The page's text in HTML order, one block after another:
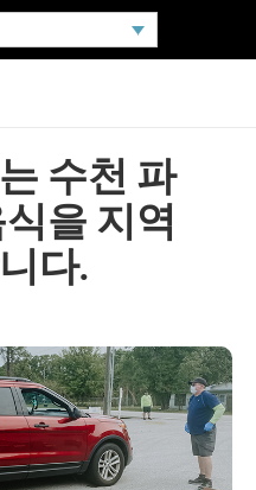
수천 파
식을 지역
다.